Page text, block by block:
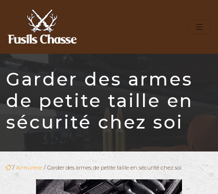
Garder des armes
de petite taille en
sécurité chez soi
/ Armurerie / Garder des armes de petite taille en sécurité chez soi